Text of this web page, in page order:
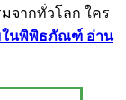
จากทั่วโลก ใคร
มในพิพิธภัณฑ์ อ่าน